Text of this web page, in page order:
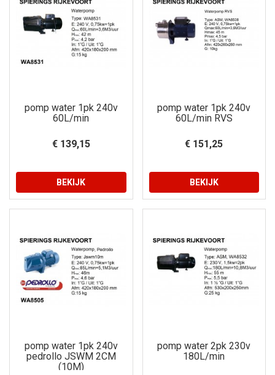
pomp water 1pk 240v
60L/min
€ 139,15
BEKIJK
pomp water 1pk 240v
60L/min RVS
€ 151,25
BEKIJK
pomp water 1pk 240v
pedrollo JSWM 2CM
(10M)
pomp water 2pk 230v
180L/min